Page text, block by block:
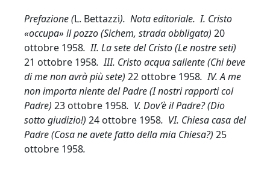
Prefazione (L. Bettazzi). Nota editoriale. I. Cristo
«occupa» il pozzo (Sichem, strada obbligata) 20
ottobre 1958. II. La sete del Cristo (Le nostre seti)
21 ottobre 1958. III. Cristo acqua saliente (Chi beve
di me non avrà più sete) 22 ottobre 1958. IV. A me
non importa niente del Padre (I nostri rapporti col
Padre) 23 ottobre 1958. V. Dov’è il Padre? (Dio
sotto giudizio!) 24 ottobre 1958. VI. Chiesa casa del
Padre (Cosa ne avete fatto della mia Chiesa?) 25
ottobre 1958.